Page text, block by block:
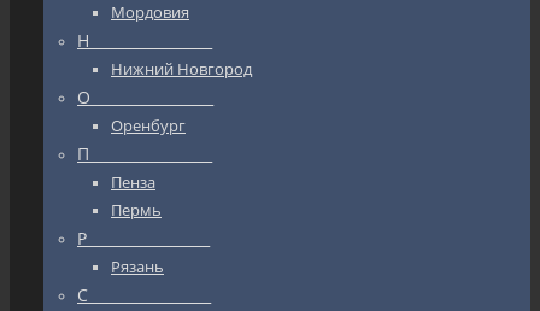
Мордовия
Н_________________
Нижний Новгород
О_________________
Оренбург
П_________________
Пенза
Пермь
Р_________________
Рязань
С_________________